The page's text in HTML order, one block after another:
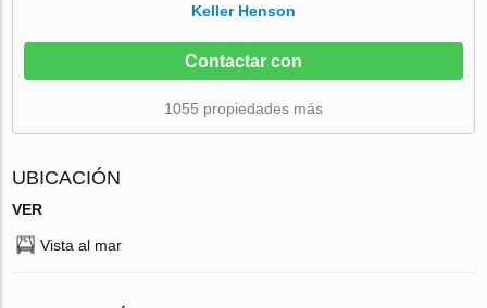
Keller Henson
Contactar con
1055 propiedades más
UBICACIÓN
VER
Vista al mar